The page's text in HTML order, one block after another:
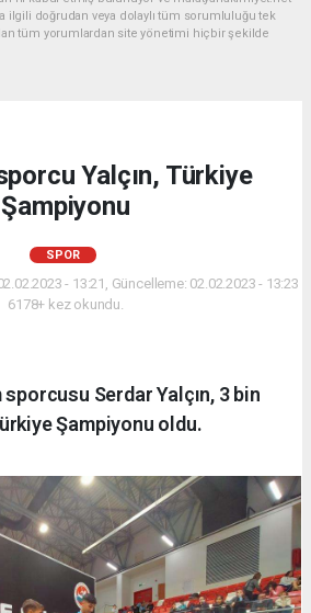
ilgili doğrudan veya dolaylı tüm sorumluluğu tek
tüm yorumlardan site yönetimi hiçbir şekilde
Yalçın, Türkiye
Şampiyonu
SPOR
- 13:21, Güncelleme: 02.02.2023 - 13:23
6178+ kez okundu.
Serdar Yalçın, 3 bin
Şampiyonu oldu.